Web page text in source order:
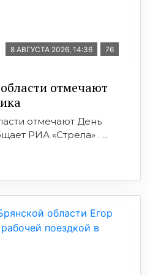
8 АВГУСТА 2026, 14:36 76
отмечают
отмечают День
РИА «Стрела» . ...